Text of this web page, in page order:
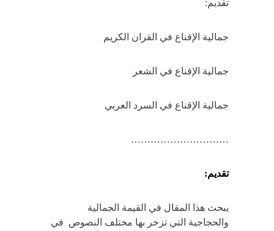
تقديم:
جمالية الإقناع في القران الكريم
جمالية الإقناع في الشعر
جمالية الإقناع في السرد العربي
…………………………
تقديم:
يبحث هذا المقال في القيمة الجمالية
والحجاجية التي تزخر بها مختلف النصوص في